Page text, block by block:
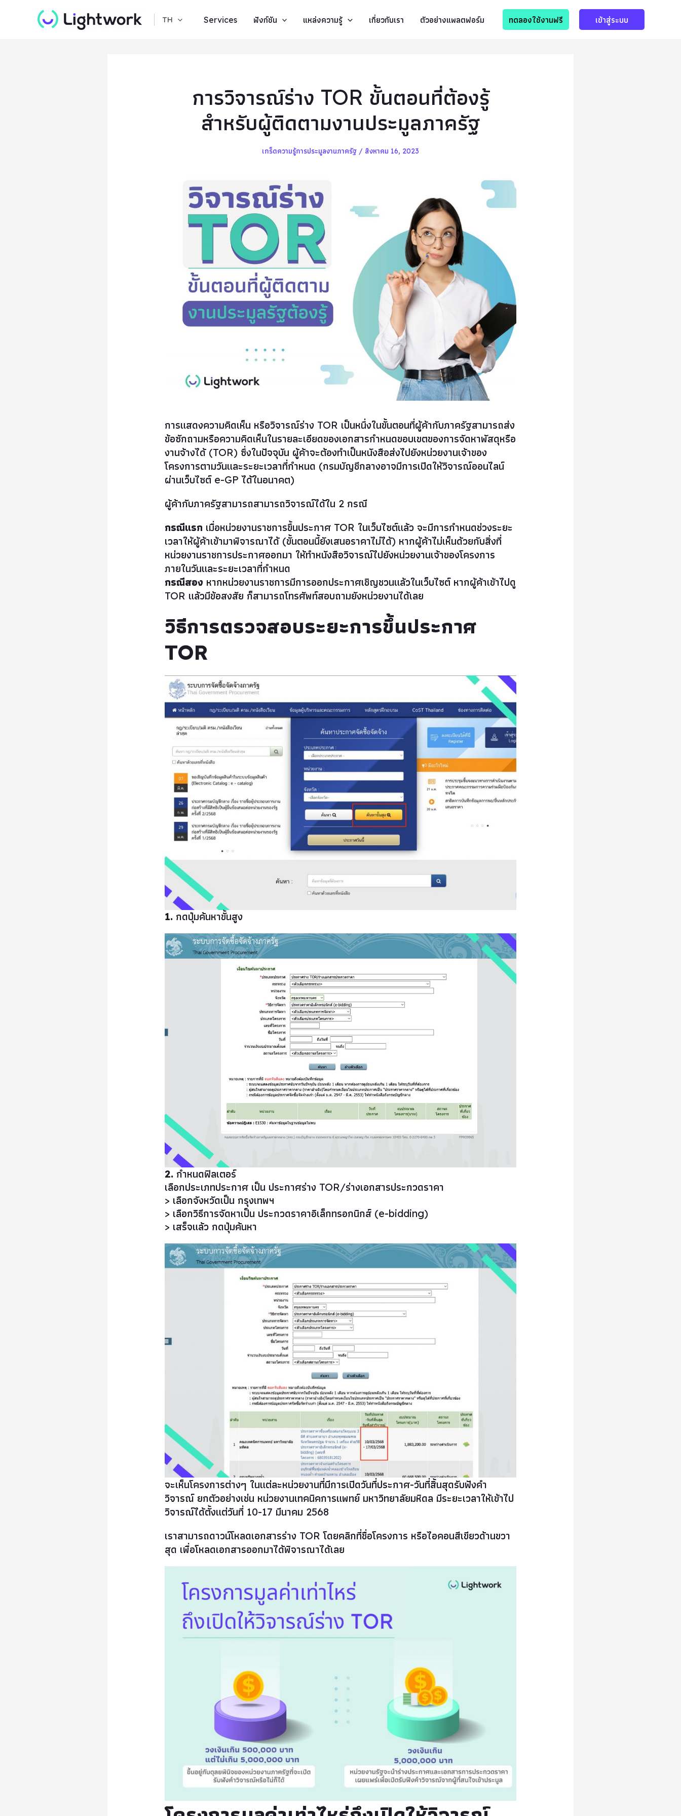
TH Services ฟังก์ชัน แหล่งความรู้ เกี่ยวกับเรา ตัวอย่างแพลตฟอร์ม ทดลองใช้งานฟรี เข้าสู่ระบบ
การวิจารณ์ร่าง TOR ขั้นตอนที่ต้องรู้
สำหรับผู้ติดตามงานประมูลภาครัฐ
เกร็ดความรู้การประมูลงานภาครัฐ / สิงหาคม 16, 2023
การแสดงความคิดเห็น หรือวิจารณ์ร่าง TOR เป็นหนึ่งในขั้นตอนที่ผู้ค้ากับภาครัฐสามารถส่ง
ข้อซักถามหรือความคิดเห็นในรายละเอียดของเอกสารกำหนดขอบเขตของการจัดหาพัสดุหรือ
งานจ้างได้ (TOR) ซึ่งในปัจจุบัน ผู้ค้าจะต้องทำเป็นหนังสือส่งไปยังหน่วยงานเจ้าของ
โครงการตามวันและระยะเวลาที่กำหนด (กรมบัญชีกลางอาจมีการเปิดให้วิจารณ์ออนไลน์
ผ่านเว็บไซต์ e-GP ได้ในอนาคต)
ผู้ค้ากับภาครัฐสามารถสามารถวิจารณ์ได้ใน 2 กรณี
กรณีแรก เมื่อหน่วยงานราชการขึ้นประกาศ TOR ในเว็บไซต์แล้ว จะมีการกำหนดช่วงระยะ
เวลาให้ผู้ค้าเข้ามาพิจารณาได้ (ขั้นตอนนี้ยังเสนอราคาไม่ได้) หากผู้ค้าไม่เห็นด้วยกับสิ่งที่
หน่วยงานราชการประกาศออกมา ให้ทำหนังสือวิจารณ์ไปยังหน่วยงานเจ้าของโครงการ
ภายในวันและระยะเวลาที่กำหนด
กรณีสอง หากหน่วยงานราชการมีการออกประกาศเชิญชวนแล้วในเว็บไซต์ หากผู้ค้าเข้าไปดู
TOR แล้วมีข้อสงสัย ก็สามารถโทรศัพท์สอบถามยังหน่วยงานได้เลย
วิธีการตรวจสอบระยะการขึ้นประกาศ
TOR
1. กดปุ่มค้นหาขั้นสูง
2. กำหนดฟิลเตอร์
เลือกประเภทประกาศ เป็น ประกาศร่าง TOR/ร่างเอกสารประกวดราคา
> เลือกจังหวัดเป็น กรุงเทพฯ
> เลือกวิธีการจัดหาเป็น ประกวดราคาอิเล็กทรอกนิกส์ (e-bidding)
> เสร็จแล้ว กดปุ่มค้นหา
จะเห็นโครงการต่างๆ ในแต่ละหน่วยงานที่มีการเปิดวันที่ประกาศ-วันที่สิ้นสุดรับฟังคำ
วิจารณ์ ยกตัวอย่างเช่น หน่วยงานเทคนิคการแพทย์ มหาวิทยาลัยมหิดล มีระยะเวลาให้เข้าไป
วิจารณ์ได้ตั้งแต่วันที่ 10-17 มีนาคม 2568
เราสามารถดาวน์โหลดเอกสารร่าง TOR โดยคลิกที่ชื่อโครงการ หรือไอคอนสีเขียวด้านขวา
สุด เพื่อโหลดเอกสารออกมาได้พิจารณาได้เลย